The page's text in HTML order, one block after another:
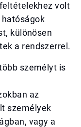
volt
hatóságok
különösen
a rendszerrel.
személyt is
az
személyek
vagy a